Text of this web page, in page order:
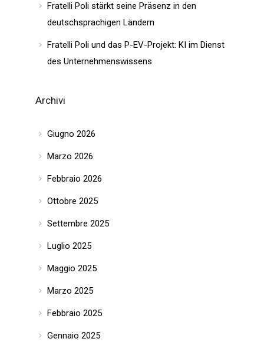
Fratelli Poli stärkt seine Präsenz in den
deutschsprachigen Ländern
Fratelli Poli und das P-EV-Projekt: KI im Dienst
des Unternehmenswissens
Archivi
Giugno 2026
Marzo 2026
Febbraio 2026
Ottobre 2025
Settembre 2025
Luglio 2025
Maggio 2025
Marzo 2025
Febbraio 2025
Gennaio 2025